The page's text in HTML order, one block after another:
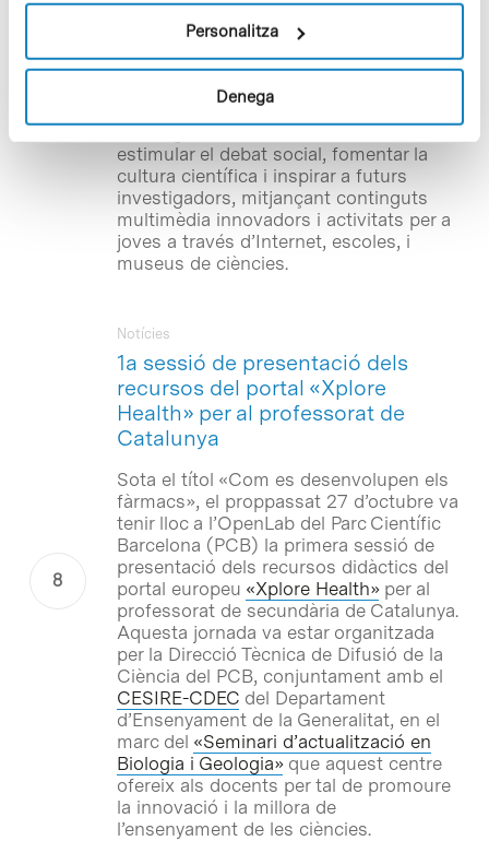
Personalitza
Denega
Caixa». L’objectiu del projecte Xplore
Health –finançat per la Comissió
Europea, través del 7è Programa Marc, i
que compta també amb el suport de la
Fundació Amgen– és apropar la
investigació biomèdica a l’educació,
estimular el debat social, fomentar la
cultura científica i inspirar a futurs
investigadors, mitjançant continguts
multimèdia innovadors i activitats per a
joves a través d’Internet, escoles, i
museus de ciències.
1a sessió de presentació dels
recursos del portal «Xplore
Health» per al professorat de
Catalunya
Notícies
Sota el títol «Com es desenvolupen els
fàrmacs», el proppassat 27 d’octubre va
tenir lloc a l’OpenLab del Parc Científic
Barcelona (PCB) la primera sessió de
presentació dels recursos didàctics del
portal europeu «Xplore Health»per al
professorat de secundària de Catalunya.
Aquesta jornada va estar organitzada
per la Direcció Tècnica de Difusió de la
Ciència del PCB, conjuntament amb el
CESIRE-CDECdel Departament
d’Ensenyament de la Generalitat, en el
marc del «Seminari d’actualització en
Biologia i Geologia»que aquest centre
ofereix als docents per tal de promoure
la innovació i la millora de
l’ensenyament de les ciències.